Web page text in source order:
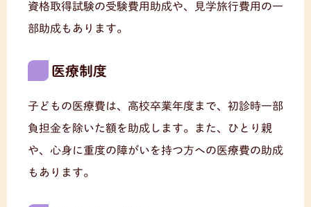
資格取得試験の受験費用助成や、見学旅行費用の一
部助成もあります。
医療制度
子どもの医療費は、高校卒業年度まで、初診時一部
負担金を除いた額を助成します。また、ひとり親
や、心身に重度の障がいを持つ方への医療費の助成
もあります。